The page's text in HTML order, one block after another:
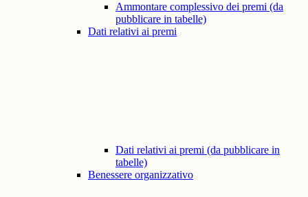
Ammontare complessivo dei premi (da
pubblicare in tabelle)
Dati relativi ai premi
Dati relativi ai premi (da pubblicare in
tabelle)
Benessere organizzativo